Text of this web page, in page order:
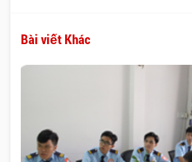
Bài viết Khác